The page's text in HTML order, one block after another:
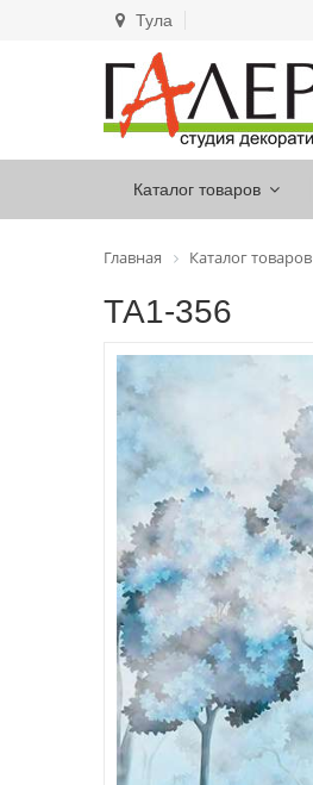
Тула
Каталог товаров
Главная Каталог товаров
ТА1-356